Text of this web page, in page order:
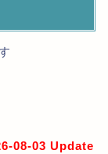
08-03 Update